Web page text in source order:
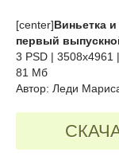
[center]Виньетка
первый
3 PSD | 3508x4961
81 Мб
Автор: Леди